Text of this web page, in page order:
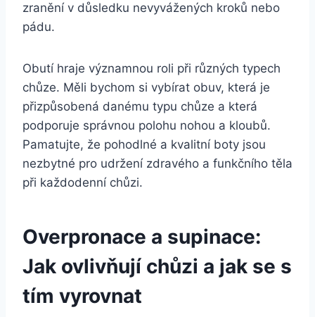
zranění v důsledku nevyvážených kroků nebo
pádu.
Obutí hraje významnou roli při různých typech
chůze. Měli bychom si vybírat obuv, která je
přizpůsobená danému typu chůze a která
podporuje správnou polohu nohou a kloubů.
Pamatujte, že pohodlné a kvalitní boty jsou
nezbytné pro udržení zdravého a funkčního těla
při každodenní chůzi.
Overpronace a supinace:
Jak ovlivňují chůzi a jak se s
tím vyrovnat